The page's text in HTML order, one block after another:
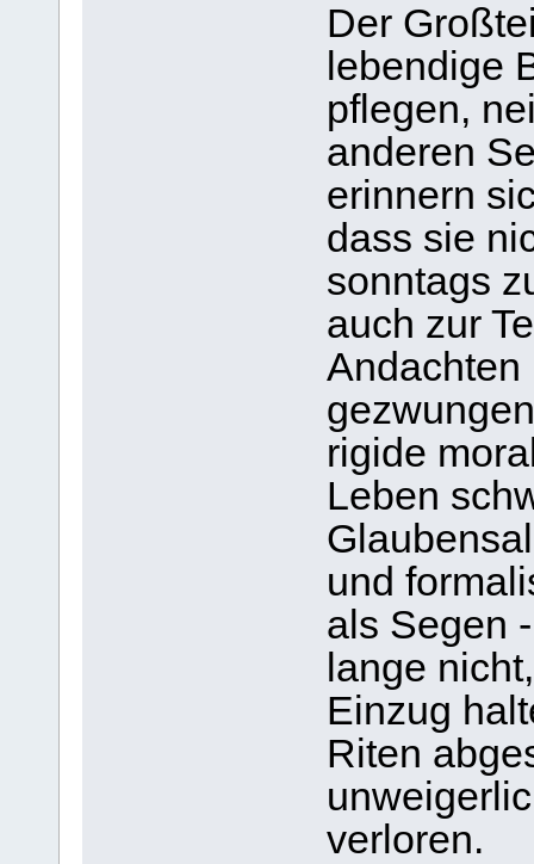
Der
lebendige
pflegen,
anderen
erinnern
dass sie
sonntags
auch zur
Andachten
rigide
Leben
und
als Segen
lange
Einzug
Riten
verloren.